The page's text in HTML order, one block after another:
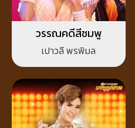
วรรณคดีสีชมพู
เปาวลี พรพิมล